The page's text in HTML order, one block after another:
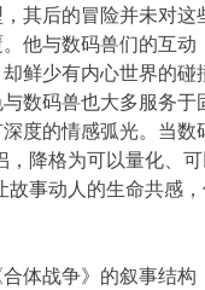
其后的冒险并未对这
他与数码兽们的互动
鲜少有内心世界的碰
数码兽也大多服务于
度的情感弧光。当数
，降格为可以量化、
故事动人的生命共感
体战争》的叙事结构